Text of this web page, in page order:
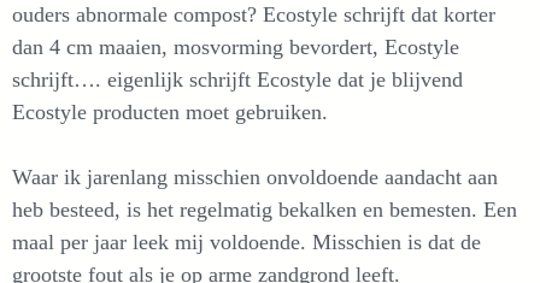
ouders abnormale compost? Ecostyle schrijft dat korter
dan 4 cm maaien, mosvorming bevordert, Ecostyle
schrijft…. eigenlijk schrijft Ecostyle dat je blijvend
Ecostyle producten moet gebruiken.
Waar ik jarenlang misschien onvoldoende aandacht aan
heb besteed, is het regelmatig bekalken en bemesten. Een
maal per jaar leek mij voldoende. Misschien is dat de
grootste fout als je op arme zandgrond leeft.